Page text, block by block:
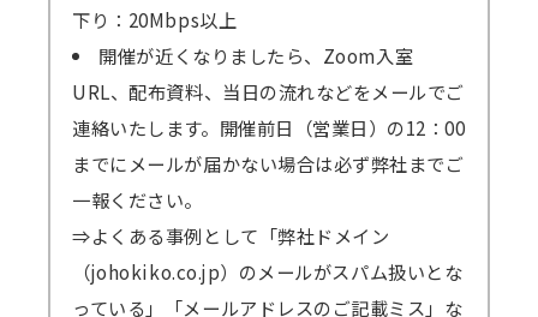
下り：20Mbps以上
開催が近くなりましたら、Zoom入室
URL、配布資料、当日の流れなどをメールでご
連絡いたします。開催前日（営業日）の12：00
までにメールが届かない場合は必ず弊社までご
一報ください。
⇒よくある事例として「弊社ドメイン
（johokiko.co.jp）のメールがスパム扱いとな
っている」「メールアドレスのご記載ミス」な